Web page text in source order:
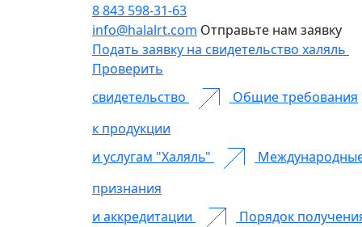
8 843 598-31-63
info@halalrt.com Отправьте нам заявку
Подать заявку на свидетельство халяль
Проверить
свидетельство
Общие требования
к продукции
и услугам "Халяль"
признания
и аккредитации
Порядок